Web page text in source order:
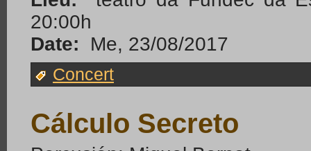
20:00h
Date:
Me, 23/08/2017
Concert
Cálculo Secreto